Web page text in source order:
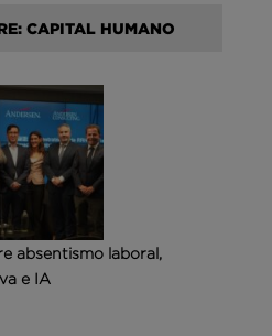
CAPITAL HUMANO
absentismo laboral,
e IA